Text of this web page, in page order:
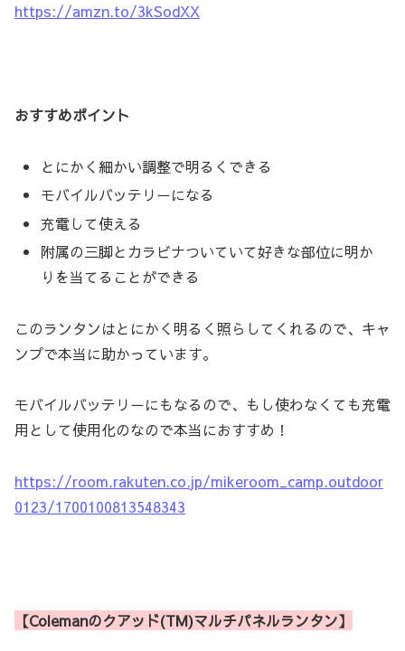
https://amzn.to/3kSodXX
おすすめポイント
とにかく細かい調整で明るくできる
モバイルバッテリーになる
充電して使える
附属の三脚とカラビナついていて好きな部位に明か
りを当てることができる
このランタンはとにかく明るく照らしてくれるので、キャ
ンプで本当に助かっています。
モバイルバッテリーにもなるので、もし使わなくても充電
用として使用化のなので本当におすすめ！
https://room.rakuten.co.jp/mikeroom_camp.outdoor
0123/1700100813548343
【Colemanのクアッド(TM)マルチパネルランタン】